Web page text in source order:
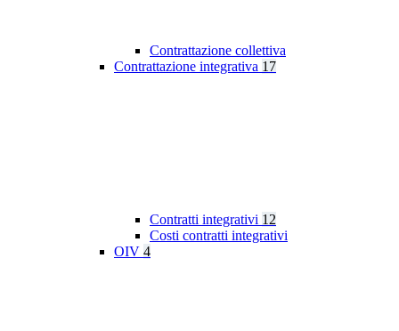
Contrattazione collettiva
Contrattazione integrativa 17
Contratti integrativi 12
Costi contratti integrativi
OIV 4